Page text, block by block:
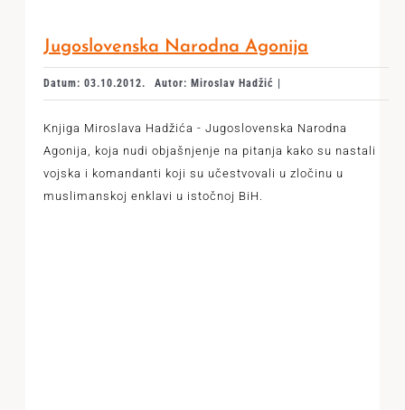
Jugoslovenska Narodna Agonija
Datum: 03.10.2012. Autor: Miroslav Hadžić |
Knjiga Miroslava Hadžića - Jugoslovenska Narodna
Agonija, koja nudi objašnjenje na pitanja kako su nastali
vojska i komandanti koji su učestvovali u zločinu u
muslimanskoj enklavi u istočnoj BiH.